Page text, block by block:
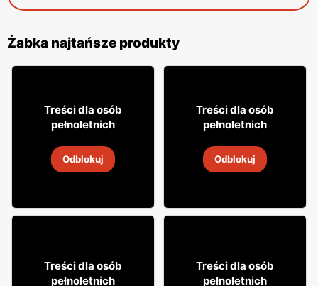
Żabka najtańsze produkty
7 99
18 sie 2026
Treści dla osób
pełnoletnich
Odblokuj
1699
18 sie 2026
Treści dla osób
pełnoletnich
Odblokuj
49
Treści dla osób
pełnoletnich
2999
Treści dla osób
pełnoletnich